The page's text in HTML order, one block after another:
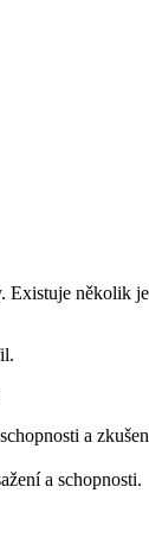
několik
a
a schopnosti.